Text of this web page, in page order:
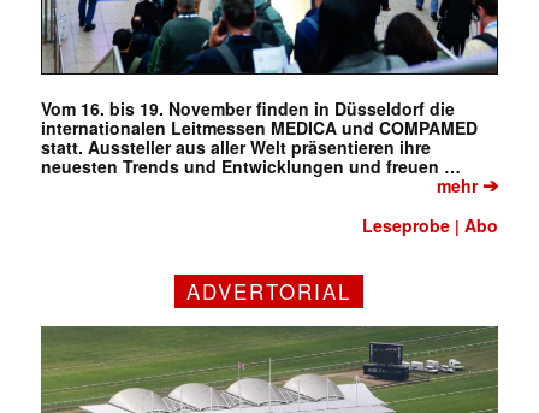
Vom 16. bis 19. November finden in Düsseldorf die
internationalen Leitmessen MEDICA und COMPAMED
statt. Aussteller aus aller Welt präsentieren ihre
neuesten Trends und Entwicklungen und freuen …
mehr➔
Leseprobe |Abo
ADVERTORIAL